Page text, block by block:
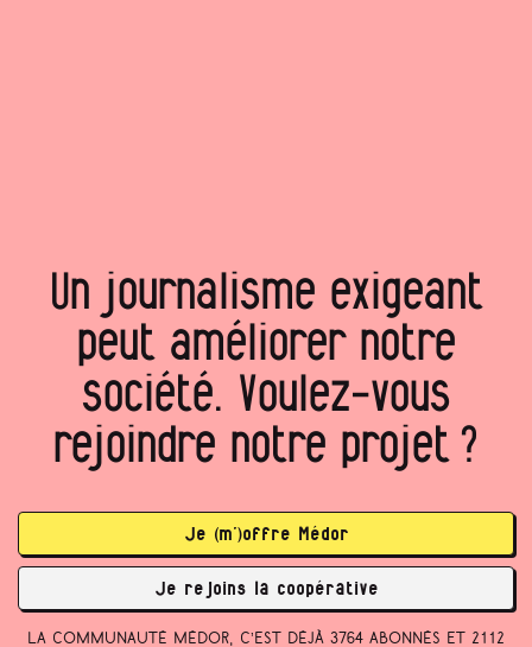
Un journalisme exigeant
peut améliorer notre
société. Voulez‑vous
rejoindre notre projet ?
Je (m’)offre Médor
Je rejoins la coopérative
La communauté Médor, c’est déjà 3764 abonnés et 2112